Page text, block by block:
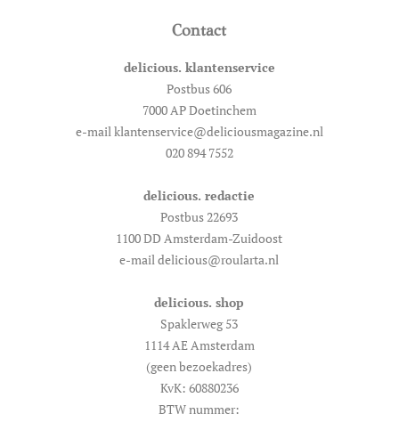
Contact
delicious. klantenservice
Postbus 606
7000 AP Doetinchem
e-mail klantenservice@deliciousmagazine.nl
020 894 7552
delicious. redactie
Postbus 22693
1100 DD Amsterdam-Zuidoost
e-mail delicious@roularta.nl
delicious. shop
Spaklerweg 53
1114 AE Amsterdam
(geen bezoekadres)
KvK: 60880236
BTW nummer: